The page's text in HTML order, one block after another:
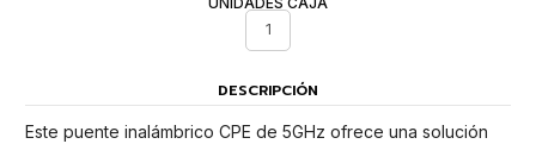
1
DESCRIPCIÓN
Este puente inalámbrico CPE de 5GHz ofrece una solución